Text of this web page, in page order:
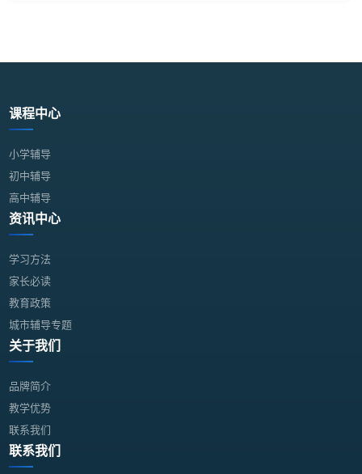
课程中心
小学辅导
初中辅导
高中辅导
资讯中心
学习方法
家长必读
教育政策
城市辅导专题
关于我们
品牌简介
教学优势
联系我们
联系我们